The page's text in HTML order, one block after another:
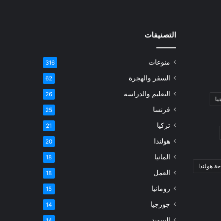
هولندا
التصنيفات
منوعات 316
السفر والهجرة 62
التعليم والدراسة 26
فرنسا 25
تركيا 21
هولندا 20
المانيا 18
العمل 18
رومانيا 15
جورجيا 14